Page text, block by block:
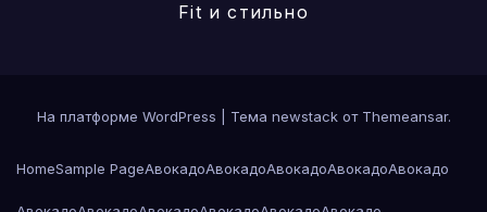
Fit и стильно
На платформе WordPress Тема newstack от Themeansar.
HomeSample PageАвокадоАвокадоАвокадоАвокадоАвокадо